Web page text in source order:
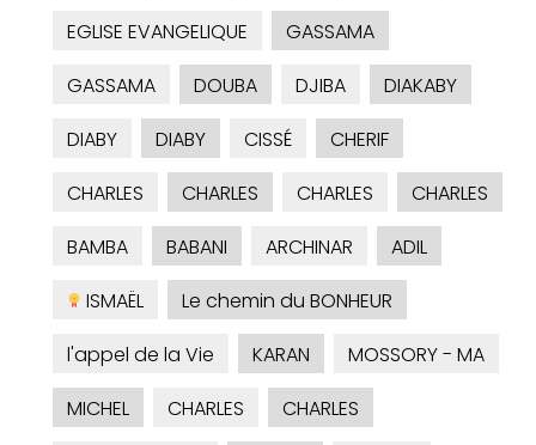
EGLISE EVANGELIQUE
GASSAMA
GASSAMA
DOUBA DJIBA
DIAKABY
DIABY
DIABY CISSÉ
CHERIF
CHARLES
CHARLES CHARLES
CHARLES
BAMBA
BABANI ARCHINAR
ADIL
ISMAËL
Le chemin du BONHEUR
l'appel de la Vie
KARAN
MOSSORY - MA
MICHEL
CHARLES
CHARLES